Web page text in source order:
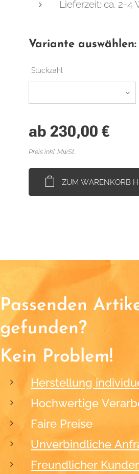
Lieferzeit: ca. 2-4
Variante auswählen:
Stückzahl
ab230,00 €
Preis inkl. MwSt.
ZUM WARENKORB
Passenden
gefunden?
Kein Problem!
Herstellung
Hochwertige
Faire Preise
Unverbindliche
Freundlicher